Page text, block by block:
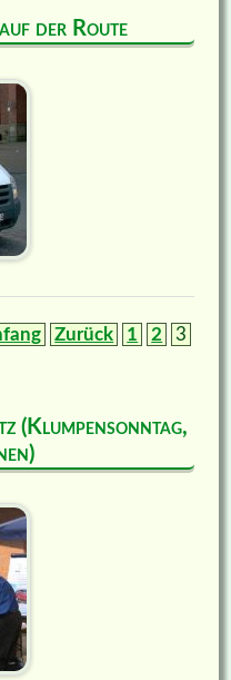
der Route
Zurück 1 2 3
(Klumpensonntag,